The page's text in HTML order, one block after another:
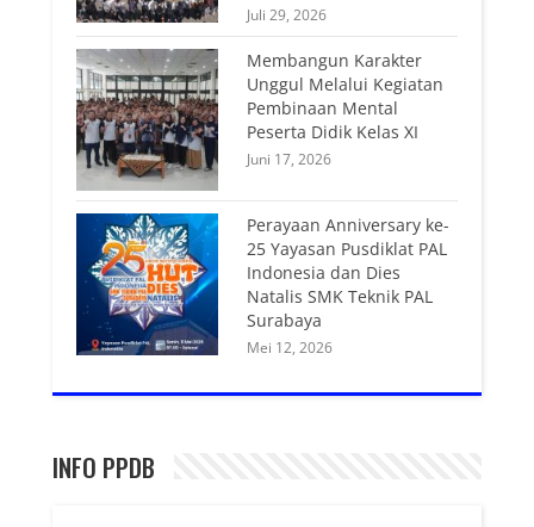
Juli 29, 2026
Membangun Karakter
Unggul Melalui Kegiatan
Pembinaan Mental
Peserta Didik Kelas XI
Juni 17, 2026
Perayaan Anniversary ke-
25 Yayasan Pusdiklat PAL
Indonesia dan Dies
Natalis SMK Teknik PAL
Surabaya
Mei 12, 2026
INFO PPDB